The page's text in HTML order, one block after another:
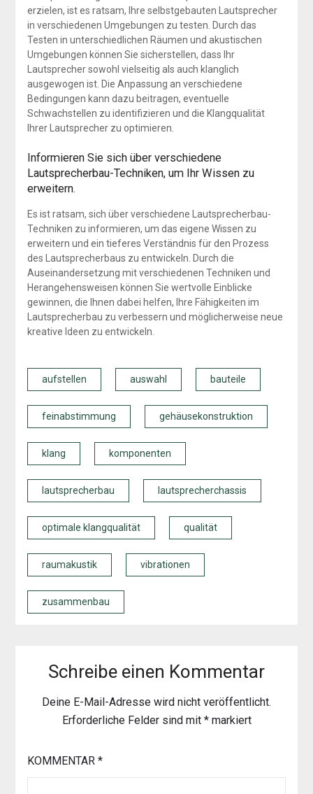
erzielen, ist es ratsam, Ihre selbstgebauten Lautsprecher
in verschiedenen Umgebungen zu testen. Durch das
Testen in unterschiedlichen Räumen und akustischen
Umgebungen können Sie sicherstellen, dass Ihr
Lautsprecher sowohl vielseitig als auch klanglich
ausgewogen ist. Die Anpassung an verschiedene
Bedingungen kann dazu beitragen, eventuelle
Schwachstellen zu identifizieren und die Klangqualität
Ihrer Lautsprecher zu optimieren.
Informieren Sie sich über verschiedene
Lautsprecherbau-Techniken, um Ihr Wissen zu
erweitern.
Es ist ratsam, sich über verschiedene Lautsprecherbau-
Techniken zu informieren, um das eigene Wissen zu
erweitern und ein tieferes Verständnis für den Prozess
des Lautsprecherbaus zu entwickeln. Durch die
Auseinandersetzung mit verschiedenen Techniken und
Herangehensweisen können Sie wertvolle Einblicke
gewinnen, die Ihnen dabei helfen, Ihre Fähigkeiten im
Lautsprecherbau zu verbessern und möglicherweise neue
kreative Ideen zu entwickeln.
aufstellen auswahl bauteile
feinabstimmung gehäusekonstruktion
klang komponenten
lautsprecherbau lautsprecherchassis
optimale klangqualität qualität
raumakustik vibrationen
zusammenbau
Schreibe einen Kommentar
Deine E-Mail-Adresse wird nicht veröffentlicht.
Erforderliche Felder sind mit *markiert
KOMMENTAR *